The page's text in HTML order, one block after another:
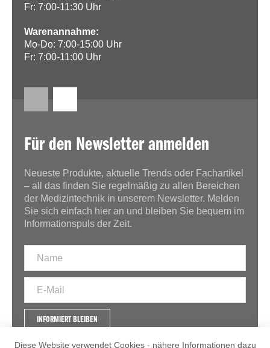
Fr: 7:00-11:30 Uhr
Warenannahme:
Mo-Do: 7:00-15:00 Uhr
Fr: 7:00-11:00 Uhr
Für den Newsletter anmelden
Neueste Produkte, aktuelle Trends oder Fachartikel
– all das finden Sie regelmäßig zu allen Bereichen
der Medizintechnik in unserem Newsletter. Melden
Sie sich einfach hier an und bleiben Sie bequem im
Informationspuls der Zeit.
INFORMIERT BLEIBEN
Diese Website verwendet Cookies - nähere Informationen dazu